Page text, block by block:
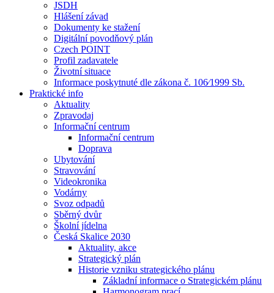
JSDH
Hlášení závad
Dokumenty ke stažení
Digitální povodňový plán
Czech POINT
Profil zadavatele
Životní situace
Informace poskytnuté dle zákona č. 106⁄1999 Sb.
Praktické info
Aktuality
Zpravodaj
Informační centrum
Informační centrum
Doprava
Ubytování
Stravování
Videokronika
Vodárny
Svoz odpadů
Sběrný dvůr
Školní jídelna
Česká Skalice 2030
Aktuality, akce
Strategický plán
Historie vzniku strategického plánu
Základní informace o Strategickém plánu